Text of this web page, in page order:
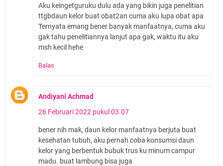
Aku keingetguruku dulu ada yang bikin juga penelitian
ttgbdaun kelor buat obat2an cuma aku lupa obat apa
Ternyata emang bener banyak manfaatnya, cuma aku
gak tahu penelitiannya lanjut apa gak, waktu itu aku
msh kecil hehe
Balas
Andiyani Achmad
26 Februari 2022 pukul 03.07
bener nih mak, daun kelor manfaatnya berjuta buat
kesehatan tubuh, aku pernah coba konsumsi daun
kelor yang berbentuk bubuk trus ku minum campur
madu. buat lambung bisa juga